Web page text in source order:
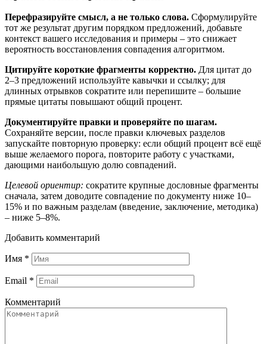
Перефразируйте смысл, а не только слова. Сформулируйте
тот же результат другим порядком предложений, добавьте
контекст вашего исследования и примеры – это снижает
вероятность восстановления совпадения алгоритмом.
Цитируйте короткие фрагменты корректно. Для цитат до
2–3 предложений используйте кавычки и ссылку; для
длинных отрывков сократите или перепишите – большие
прямые цитаты повышают общий процент.
Документируйте правки и проверяйте по шагам.
Сохраняйте версии, после правки ключевых разделов
запускайте повторную проверку: если общий процент всё ещё
выше желаемого порога, повторите работу с участками,
дающими наибольшую долю совпадений.
Целевой ориентир: сократите крупные дословные фрагменты
сначала, затем доводите совпадение по документу ниже 10–
15% и по важным разделам (введение, заключение, методика)
– ниже 5–8%.
Добавить комментарий
Имя *
Email *
Комментарий